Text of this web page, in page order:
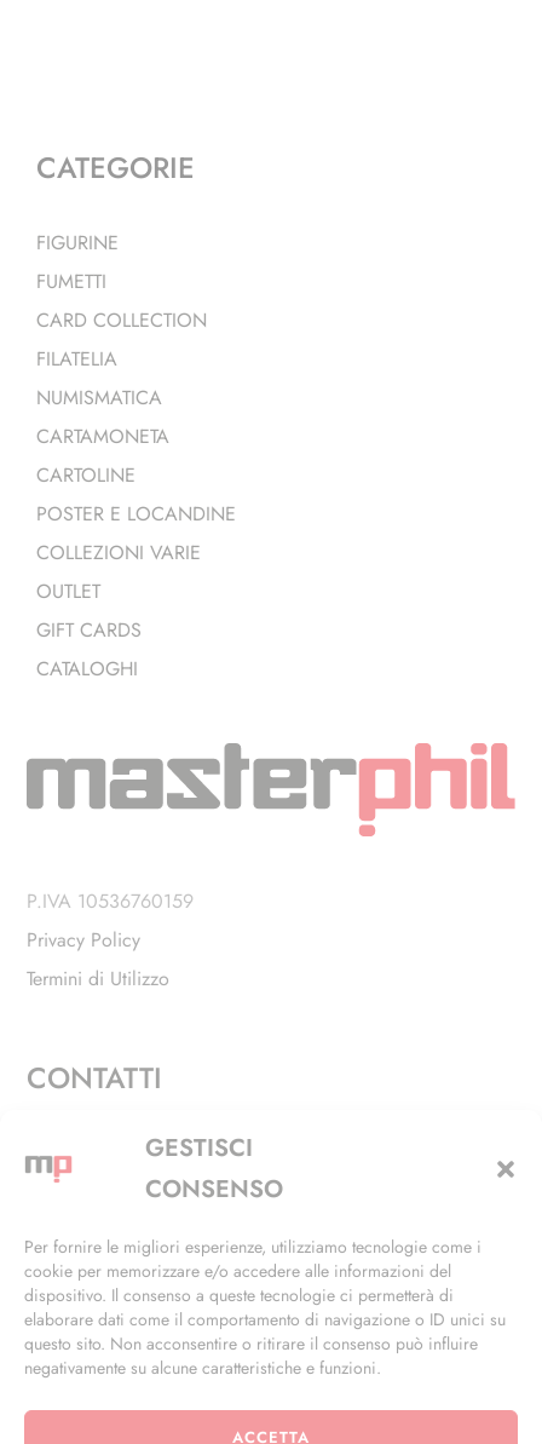
GESTISCI
CONSENSO
Per fornire le migliori esperienze, utilizziamo tecnologie come i
cookie per memorizzare e/o accedere alle informazioni del
dispositivo. Il consenso a queste tecnologie ci permetterà di
elaborare dati come il comportamento di navigazione o ID unici su
questo sito. Non acconsentire o ritirare il consenso può influire
negativamente su alcune caratteristiche e funzioni.
ACCETTA
CATEGORIE
FIGURINE
FUMETTI
CARD COLLECTION
FILATELIA
NUMISMATICA
CARTAMONETA
CARTOLINE
POSTER E LOCANDINE
COLLEZIONI VARIE
OUTLET
GIFT CARDS
CATALOGHI
P.IVA 10536760159
Privacy Policy
Termini di Utilizzo
CONTATTI
Via Alfieri, 27 - Trezzano Sul Naviglio (MI)
+39 02 4846 3155
info@masterphil.it